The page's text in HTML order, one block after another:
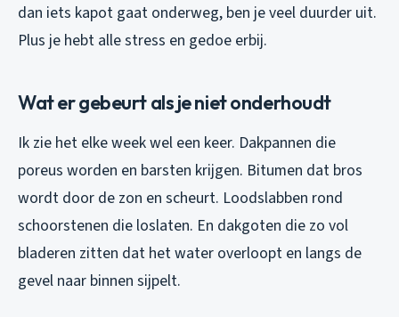
dan iets kapot gaat onderweg, ben je veel duurder uit.
Plus je hebt alle stress en gedoe erbij.
Wat er gebeurt als je niet onderhoudt
Ik zie het elke week wel een keer. Dakpannen die
poreus worden en barsten krijgen. Bitumen dat bros
wordt door de zon en scheurt. Loodslabben rond
schoorstenen die loslaten. En dakgoten die zo vol
bladeren zitten dat het water overloopt en langs de
gevel naar binnen sijpelt.